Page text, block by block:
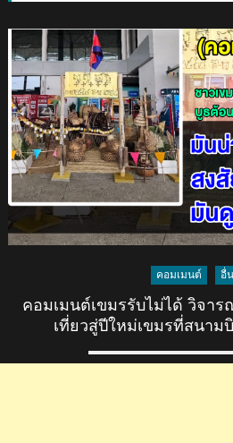
คอมเมนต์ อื่
คอมเมนต์เขมรรับไม่ได้ วิจา
เที่ยวสู่ปีใหม่เขมรที่สนาม